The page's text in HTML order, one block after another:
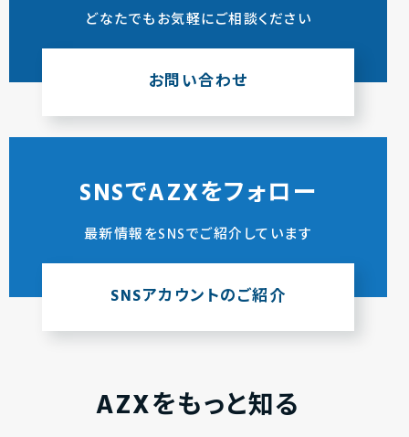
どなたでもお気軽にご相談ください
お問い合わせ
SNSでAZXをフォロー
最新情報をSNSでご紹介しています
SNSアカウントのご紹介
AZXをもっと知る